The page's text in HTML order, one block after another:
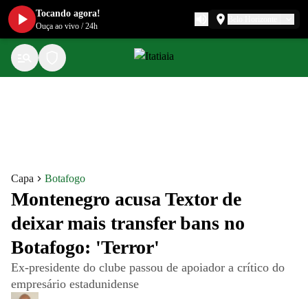
Capa Botafogo
Montenegro acusa Textor de
deixar mais transfer bans no
Botafogo: 'Terror'
Ex-presidente do clube passou de apoiador a crítico do
empresário estadunidense
Tocando agora!
Ouça ao vivo /24h